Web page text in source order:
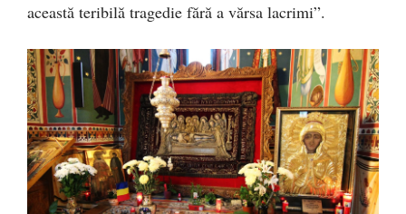
această teribilă tragedie fără a vărsa lacrimi”.